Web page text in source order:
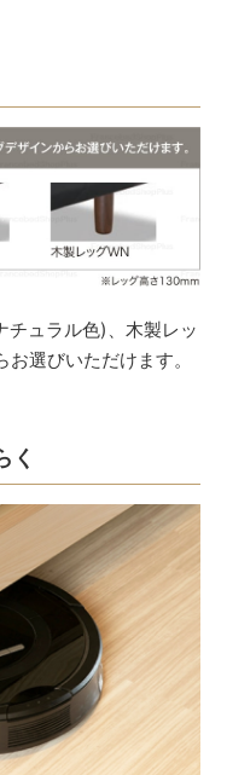
チュラル色)、木製レッ
選びいただけます。
く